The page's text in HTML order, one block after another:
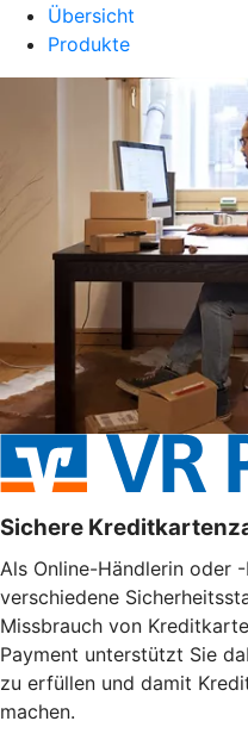
Übersicht
Produkte
Sichere
Als Online-Händlerin oder
verschiedene
Missbrauch von
Payment unterstützt Sie
zu erfüllen und damit
machen.